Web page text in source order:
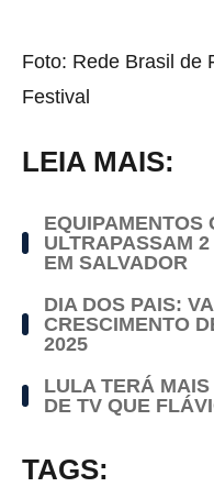
Foto: Rede Brasil de
Festival
LEIA MAIS:
EQUIPAMENTOS
ULTRAPASSAM
EM SALVADOR
DIA DOS PAIS:
CRESCIMENTO
2025
LULA TERÁ
DE TV QUE
TAGS: